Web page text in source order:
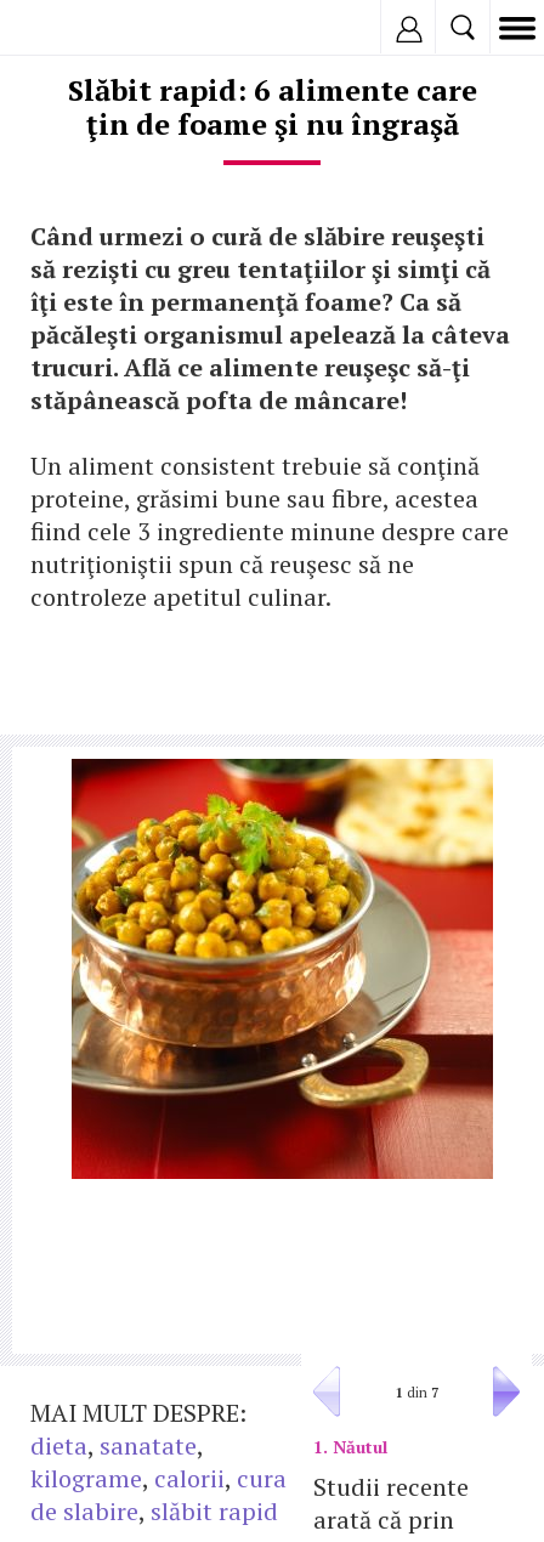
Slăbit rapid: 6 alimente care
ţin de foame şi nu îngraşă
Când urmezi o cură de slăbire reuşeşti
să rezişti cu greu tentaţiilor şi simţi că
îţi este în permanenţă foame? Ca să
păcăleşti organismul apelează la câteva
trucuri. Află ce alimente reuşeşc să-ţi
stăpânească pofta de mâncare!
Un aliment consistent trebuie să conţină
proteine, grăsimi bune sau fibre, acestea
fiind cele 3 ingrediente minune despre care
nutriţioniştii spun că reuşesc să ne
controleze apetitul culinar.
1 din 7
1. Năutul
Studii recente
arată că prin
MAI MULT DESPRE:
dieta, sanatate,
kilograme, calorii, cura
de slabire, slăbit rapid